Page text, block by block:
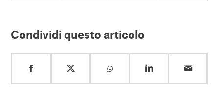
Condividi questo articolo